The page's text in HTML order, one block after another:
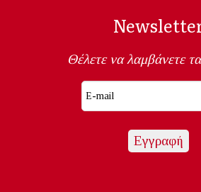
Θέλετε να λαμβάνετε